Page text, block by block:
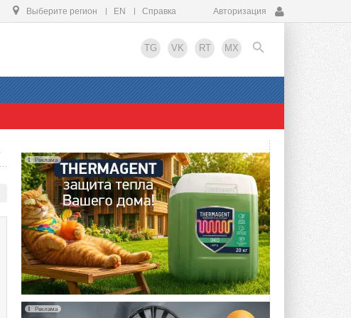
Выберите регион EN Справка Авторизация
TG VK RT MX
EN
Реклама
Реклама